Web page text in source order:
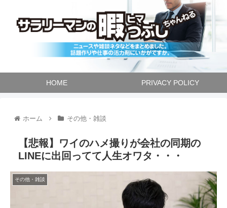
HOME PRIVACY POLICY
ホーム その他・雑談
【悲報】ワイのハメ撮りが会社の同期の
LINEに出回ってて人生オワタ・・・
その他・雑談